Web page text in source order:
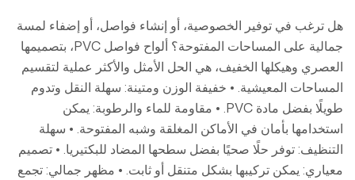
هل ترغب في توفير الخصوصية، أو إنشاء فواصل، أو إضفاء لمسة
جمالية على المساحات المفتوحة؟ ألواح فواصل PVC، بتصميمها
العصري وهيكلها الخفيف، هي الحل الأمثل والأكثر عملية لتقسيم
المساحات المعيشية. • خفيفة الوزن ومتينة: سهلة النقل وتدوم
طويلًا بفضل مادة PVC. • مقاومة للماء والرطوبة: يمكن
استخدامها بأمان في الأماكن المغلقة وشبه المفتوحة. • سهلة
التنظيف: توفر حلًا صحيًا بفضل سطحها المضاد للبكتيريا. • تصميم
معياري: يمكن تركيبها بشكل متنقل أو ثابت. • مظهر جمالي: تجمع